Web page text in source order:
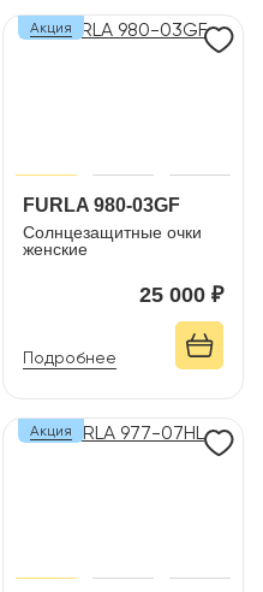
FURLA 980-03GF
Солнцезащитные очки
женские
25 000 ₽
Подробнее
Акция
Акция